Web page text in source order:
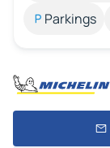
Parkings